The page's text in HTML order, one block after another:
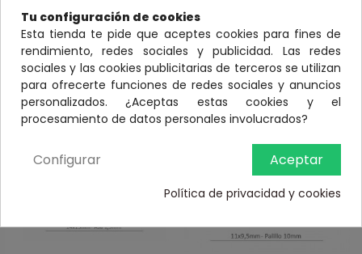
9,5mm-bisel luna
8x5,5mm plata baño oro
Ver Ver
Tu configuración de cookies
Esta tienda te pide que aceptes cookies para fines de
rendimiento, redes sociales y publicidad. Las redes
sociales y las cookies publicitarias de terceros se utilizan
para ofrecerte funciones de redes sociales y anuncios
personalizados. ¿Aceptas estas cookies y el
procesamiento de datos personales involucrados?
Aceptar
Configurar
Política de privacidad y cookies